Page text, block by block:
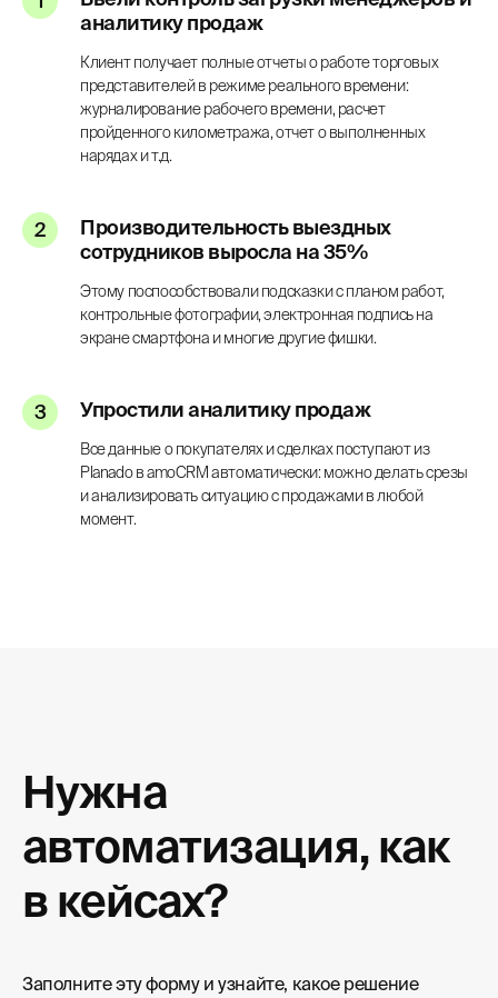
аналитику продаж
Клиент получает полные отчеты о работе торговых
представителей в режиме реального времени:
журналирование рабочего времени, расчет
пройденного километража, отчет о выполненных
нарядах и т.д.
Производительность выездных
сотрудников выросла на 35%
Этому поспособствовали подсказки с планом работ,
контрольные фотографии, электронная подпись на
экране смартфона и многие другие фишки.
Упростили аналитику продаж
Все данные о покупателях и сделках поступают из
Planado в amoCRM автоматически: можно делать срезы
и анализировать ситуацию с продажами в любой
момент.
Нужна
автоматизация, как
в кейсах?
Заполните эту форму и узнайте, какое решение
Нажимая кнопку, вы соглашаетесь с
конфиденциальности